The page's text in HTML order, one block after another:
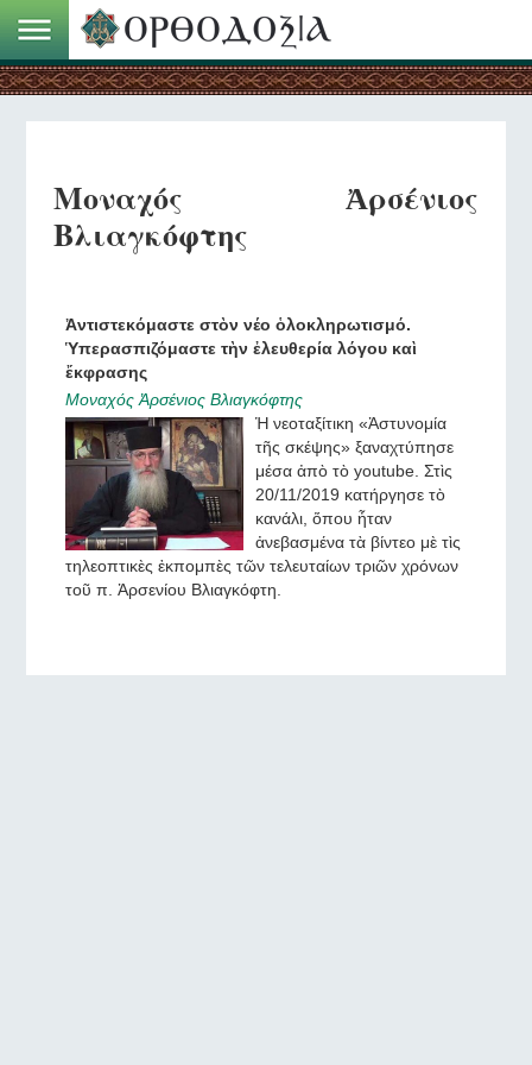
Μοναχός Ἀρσένιος
Βλιαγκόφτης
Ἀντιστεκόμαστε στὸν νέο ὁλοκληρωτισμό.
Ὑπερασπιζόμαστε τὴν ἐλευθερία λόγου καὶ
ἔκφρασης
Μοναχός Ἀρσένιος Βλιαγκόφτης
Ἡ νεοταξίτικη «Ἀστυνομία
τῆς σκέψης» ξαναχτύπησε
μέσα ἀπὸ τὸ youtube. Στὶς
20/11/2019 κατήργησε τὸ
κανάλι, ὅπου ἦταν
ἀνεβασμένα τὰ βίντεο μὲ τὶς
τηλεοπτικὲς ἐκπομπὲς τῶν τελευταίων τριῶν χρόνων
τοῦ π. Ἀρσενίου Βλιαγκόφτη.